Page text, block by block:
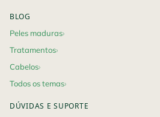
BLOG
Peles maduras
Tratamentos
Cabelos
Todos os temas
DÚVIDAS E SUPORTE